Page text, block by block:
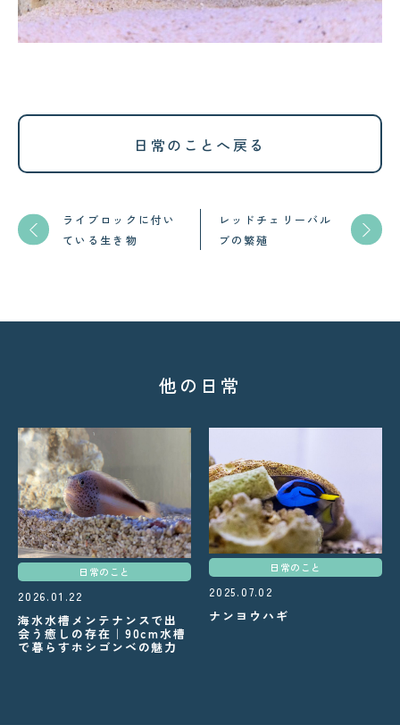
日常のことへ戻る
ライブロックに付い
ている生き物
レッドチェリーバル
ブの繁殖
他の日常
日常のこと
2026.01.22
海水水槽メンテナンスで出
会う癒しの存在｜90cm水槽
で暮らすホシゴンベの魅力
日常のこと
2025.07.02
ナンヨウハギ